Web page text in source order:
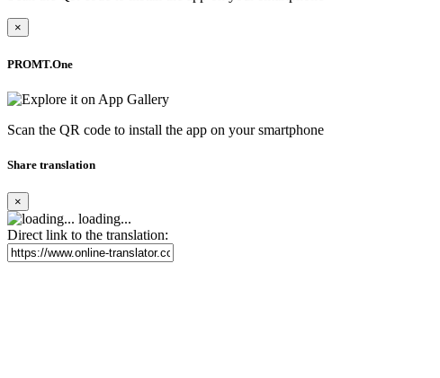
×
PROMT.One
Scan the QR code to install the app on your smartphone
Share translation
×
loading...
Direct link to the translation: